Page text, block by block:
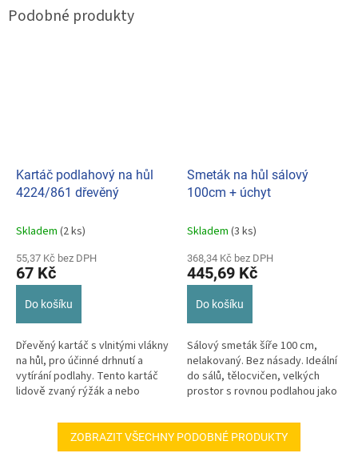
Kartáč podlahový na hůl
4224/861 dřevěný
Skladem (2 ks)
55,37 Kč bez DPH
67 Kč
Do košíku
Dřevěný kartáč s vlnitými vlákny
na hůl, pro účinné drhnutí a
vytírání podlahy. Tento kartáč
lidově zvaný rýžák a nebo
Smeták na hůl sálový
100cm + úchyt
Skladem (3 ks)
368,34 Kč bez DPH
445,69 Kč
Do košíku
Sálový smeták šíře 100 cm,
nelakovaný. Bez násady. Ideální
do sálů, tělocvičen, velkých
prostor s rovnou podlahou jako
ZOBRAZIT VŠECHNY PODOBNÉ PRODUKTY